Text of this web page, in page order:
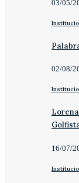
03/05/
02/08/
16/07/